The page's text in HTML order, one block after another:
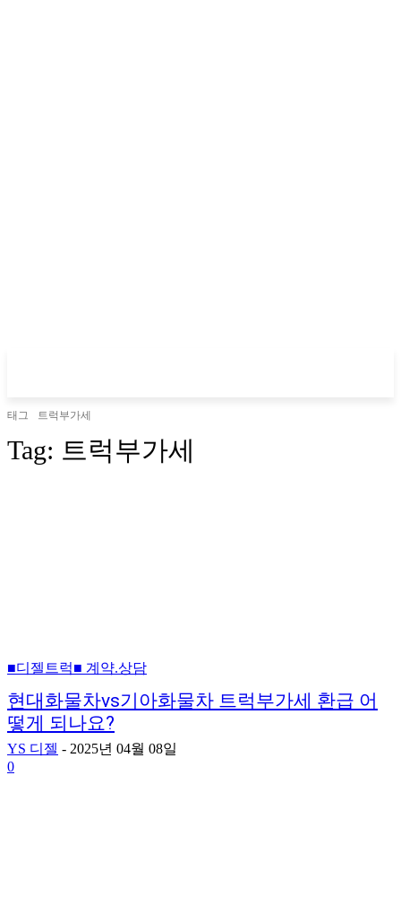
태그 트럭부가세
Tag: 트럭부가세
■디젤트럭■ 계약.상담
현대화물차vs기아화물차 트럭부가세 환급 어
떻게 되나요?
YS 디젤 - 2025년 04월 08일
0